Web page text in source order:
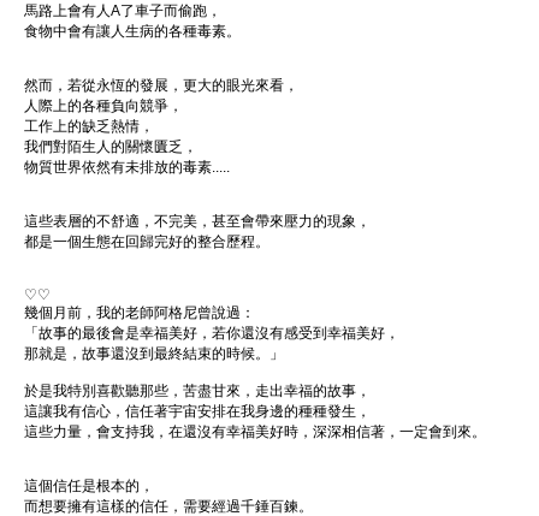
馬路上會有人A了車子而偷跑，
食物中會有讓人生病的各種毒素。
然而，若從永恆的發展，更大的眼光來看，
人際上的各種負向競爭，
工作上的缺乏熱情，
我們對陌生人的關懷匱乏，
物質世界依然有未排放的毒素.....
這些表層的不舒適，不完美，甚至會帶來壓力的現象，
都是一個生態在回歸完好的整合歷程。
♡♡
幾個月前，我的老師阿格尼曾說過：
「故事的最後會是幸福美好，若你還沒有感受到幸福美好，
那就是，故事還沒到最終結束的時候。」
於是我特別喜歡聽那些，苦盡甘來，走出幸福的故事，
這讓我有信心，信任著宇宙安排在我身邊的種種發生，
這些力量，會支持我，在還沒有幸福美好時，深深相信著，一定會到來。
這個信任是根本的，
而想要擁有這樣的信任，需要經過千錘百鍊。